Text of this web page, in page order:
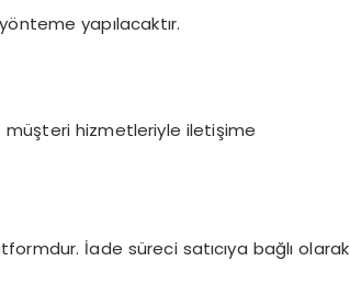
yapılacaktır.
müşteri hizmetleriyle iletişime
İade süreci satıcıya bağlı olarak